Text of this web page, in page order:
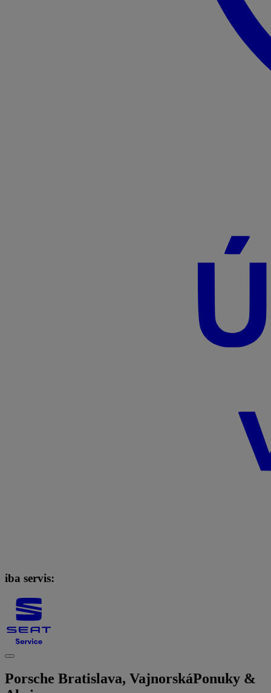
iba servis:
Porsche Bratislava, VajnorskáPonuky &